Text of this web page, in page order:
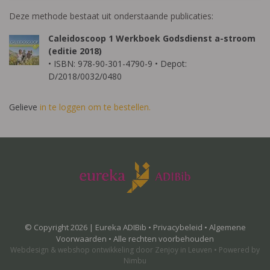
Deze methode bestaat uit onderstaande publicaties:
Caleidoscoop 1 Werkboek Godsdienst a-stroom
(editie 2018)
• ISBN: 978-90-301-4790-9 • Depot:
D/2018/0032/0480
Gelieve in te loggen om te bestellen.
© Copyright 2026 | Eureka ADIBib • Privacybeleid • Algemene
Voorwaarden • Alle rechten voorbehouden
Webdesign & webshop ontwikkeling door Zenjoy in Leuven • Powered by
Nimbu